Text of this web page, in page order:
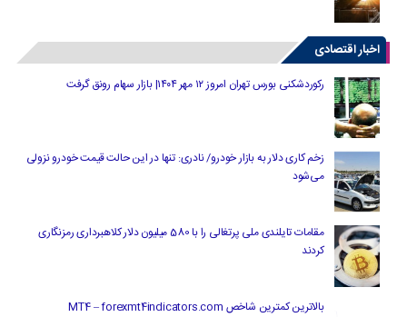
اخبار اقتصادی
رکوردشکنی بورس تهران امروز ۱۲ مهر ۱۴۰۴| بازار سهام رونق گرفت
زخم کاری دلار به بازار خودرو/ نادری: تنها در این حالت قیمت خودرو نزولی
می‌شود
مقامات تایلندی ملی پرتغالی را با 580 میلیون دلار کلاهبرداری رمزنگاری
کردند
بالاترین کمترین شاخص MT4 – forexmt4indicators.com